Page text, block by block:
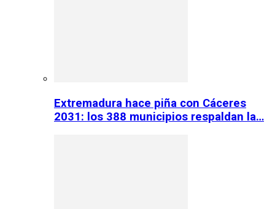
Extremadura hace piña con Cáceres
2031: los 388 municipios respaldan la…